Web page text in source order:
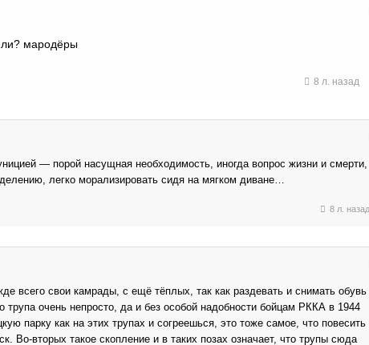
ли? мародёры
8 л. назад
— порой насущная необходимость, иногда вопрос жизни и смерти,
легко морализировать сидя на мягком диване…
8 л. назад
всего свои камрады, с ещё тёплых, так как раздевать и снимать обувь
трупа очень непросто, да и без особой надобности бойцам РККА в 1944
парку как на этих трупах и согреешься, это тоже самое, что повесить
Во-вторых такое скопление и в таких позах означает, что трупы сюда